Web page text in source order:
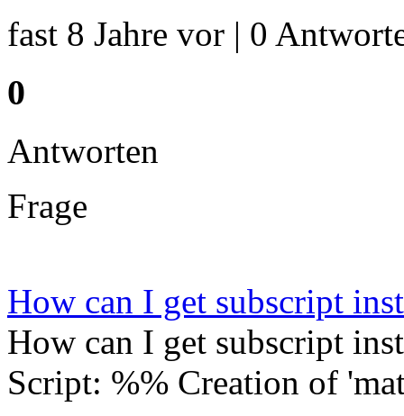
fast 8 Jahre vor | 0
0
Antworten
Frage
How can I get subscript
How can I get subscript
Script: %% Creation of